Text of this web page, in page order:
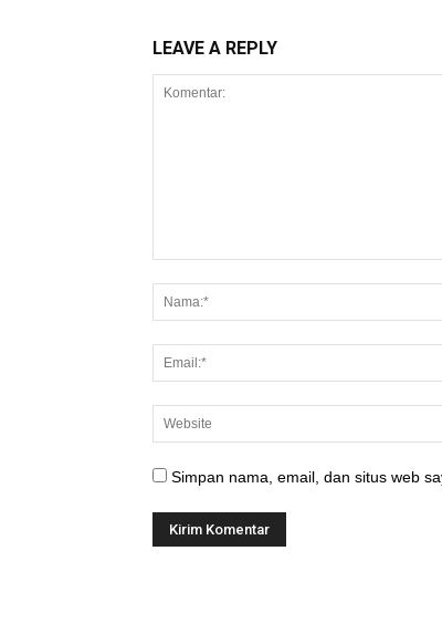
LEAVE A REPLY
Simpan nama, email, dan situs web